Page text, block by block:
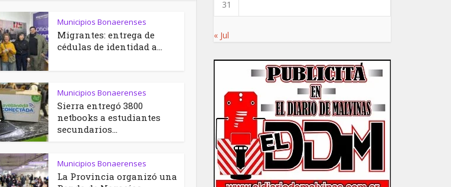
Municipios Bonaerenses
Migrantes: entrega de
cédulas de identidad a...
Municipios Bonaerenses
Sierra entregó 3800
netbooks a estudiantes
secundarios...
Municipios Bonaerenses
La Provincia organizó una
31
« Jul